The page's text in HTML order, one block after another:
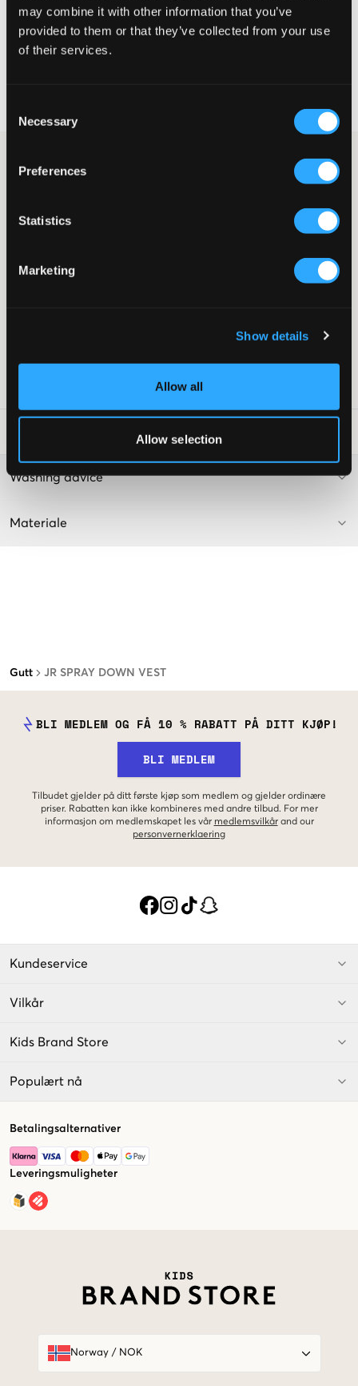
may combine it with other information that you’ve
provided to them or that they’ve collected from your use
of their services.
Selection
Necessary
Preferences
Statistics
Marketing
Show details
Allow all
Allow selection
Gutt JR SPRAY DOWN VEST
VELG EN STØRRELSE
Dunvest (90% dun og 10% fjær) fra Sail Racing. Kragen på
vesten går opp et stykke på halsen og lukkes med en glidelås
med glidelås samt en innerlomme. Logoen er plassert både på
brystet og i nakken. Vesten er et smart plagg da det både kan
Varmeskala 2 av 4
Washing advice
Materiale
BLI MEDLEM OG FÅ 10 % RABATT PÅ DITT KJØP!
BLI MEDLEM
Tilbudet gjelder på ditt første kjøp som medlem og gjelder ordinære
priser. Rabatten kan ikke kombineres med andre tilbud. For mer
informasjon om medlemskapet les vår medlemsvilkår and our
personvernerklaering
Kundeservice
Vilkår
Kids Brand Store
Populært nå
Betalingsalternativer
Leveringsmuligheter
Norway/ NOK